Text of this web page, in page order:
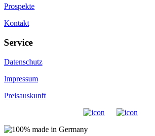
Prospekte
Kontakt
Service
Datenschutz
Impressum
Preisauskunft